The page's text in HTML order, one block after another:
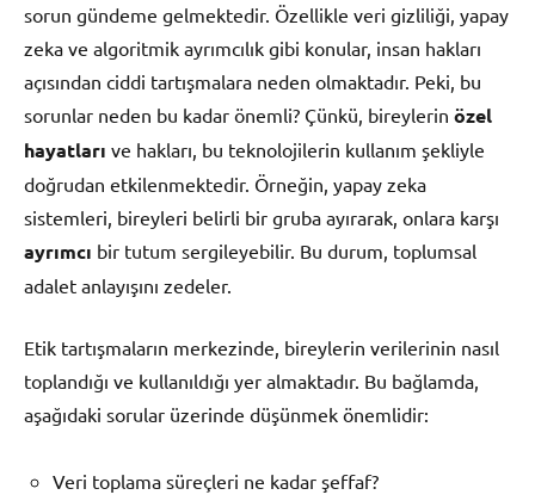
sorun gündeme gelmektedir. Özellikle veri gizliliği, yapay
zeka ve algoritmik ayrımcılık gibi konular, insan hakları
açısından ciddi tartışmalara neden olmaktadır. Peki, bu
sorunlar neden bu kadar önemli? Çünkü, bireylerin özel
hayatları ve hakları, bu teknolojilerin kullanım şekliyle
doğrudan etkilenmektedir. Örneğin, yapay zeka
sistemleri, bireyleri belirli bir gruba ayırarak, onlara karşı
ayrımcı bir tutum sergileyebilir. Bu durum, toplumsal
adalet anlayışını zedeler.
Etik tartışmaların merkezinde, bireylerin verilerinin nasıl
toplandığı ve kullanıldığı yer almaktadır. Bu bağlamda,
aşağıdaki sorular üzerinde düşünmek önemlidir:
Veri toplama süreçleri ne kadar şeffaf?